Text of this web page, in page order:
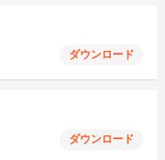
ダウンロード
ダウンロード